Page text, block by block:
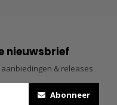
nieuwsbrief
& releases
Abonneer